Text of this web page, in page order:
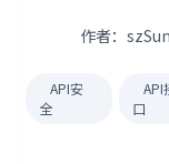
作者：
API安
全
API
口